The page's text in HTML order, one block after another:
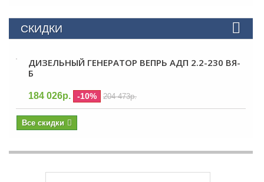
СКИДКИ
ДИЗЕЛЬНЫЙ ГЕНЕРАТОР ВЕПРЬ АДП 2.2-230 ВЯ-
Б
184 026р. -10% 204 473р.
Все скидки